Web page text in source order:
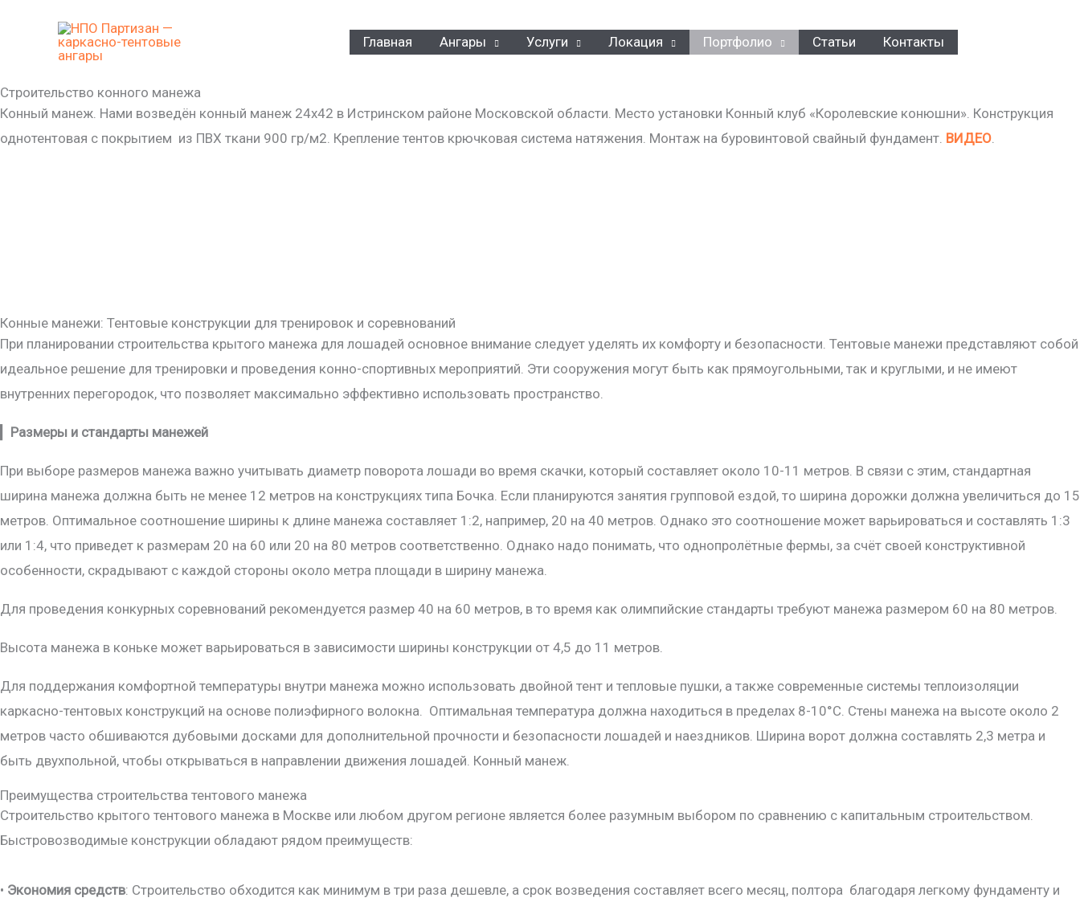
содержимому
Главная Ангары Услуги Локация Портфолио Статьи Контакты
Строительство конного манежа
Конный манеж. Нами возведён конный манеж 24х42 в Истринском районе Московской области. Место установки Конный клуб «Королевские конюшни». Конструкция
однотентовая с покрытием из ПВХ ткани 900 гр/м2. Крепление тентов крючковая система натяжения. Монтаж на буровинтовой свайный фундамент. ВИДЕО.
Конные манежи: Тентовые конструкции для тренировок и соревнований
При планировании строительства крытого манежа для лошадей основное внимание следует уделять их комфорту и безопасности. Тентовые манежи представляют собой
идеальное решение для тренировки и проведения конно-спортивных мероприятий. Эти сооружения могут быть как прямоугольными, так и круглыми, и не имеют
внутренних перегородок, что позволяет максимально эффективно использовать пространство.
Размеры и стандарты манежей
При выборе размеров манежа важно учитывать диаметр поворота лошади во время скачки, который составляет около 10-11 метров. В связи с этим, стандартная
ширина манежа должна быть не менее 12 метров на конструкциях типа Бочка. Если планируются занятия групповой ездой, то ширина дорожки должна увеличиться до 15
метров. Оптимальное соотношение ширины к длине манежа составляет 1:2, например, 20 на 40 метров. Однако это соотношение может варьироваться и составлять 1:3
или 1:4, что приведет к размерам 20 на 60 или 20 на 80 метров соответственно. Однако надо понимать, что однопролётные фермы, за счёт своей конструктивной
особенности, скрадывают с каждой стороны около метра площади в ширину манежа.
Для проведения конкурных соревнований рекомендуется размер 40 на 60 метров, в то время как олимпийские стандарты требуют манежа размером 60 на 80 метров.
Высота манежа в коньке может варьироваться в зависимости ширины конструкции от 4,5 до 11 метров.
Для поддержания комфортной температуры внутри манежа можно использовать двойной тент и тепловые пушки, а также современные системы теплоизоляции
каркасно-тентовых конструкций на основе полиэфирного волокна. Оптимальная температура должна находиться в пределах 8-10°C. Стены манежа на высоте около 2
метров часто обшиваются дубовыми досками для дополнительной прочности и безопасности лошадей и наездников. Ширина ворот должна составлять 2,3 метра и
быть двухпольной, чтобы открываться в направлении движения лошадей. Конный манеж.
Преимущества строительства тентового манежа
Строительство крытого тентового манежа в Москве или любом другом регионе является более разумным выбором по сравнению с капитальным строительством.
Быстровозводимые конструкции обладают рядом преимуществ:
• Экономия средств: Строительство обходится как минимум в три раза дешевле, а срок возведения составляет всего месяц, полтора благодаря легкому фундаменту и